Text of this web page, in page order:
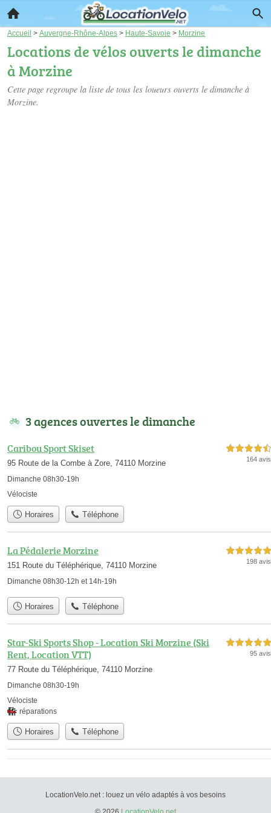
Accueil > Auvergne-Rhône-Alpes > Haute-Savoie > Morzine
Locations de vélos ouverts le dimanche
à Morzine
Cette page regroupe la liste de tous les loueurs ouverts le dimanche à
Morzine.
3 agences ouvertes le dimanche
Caribou Sport Skiset
95 Route de la Combe à Zore, 74110 Morzine
Dimanche 08h30-19h
4,5 étoiles sur 5
164 avis
Vélociste
Horaires Téléphone
La Pédalerie Morzine
151 Route du Téléphérique, 74110 Morzine
Dimanche 08h30-12h et 14h-19h
5,0 étoiles sur 5
198 avis
Horaires Téléphone
Star-Ski Sports Shop - Location Ski Morzine (Ski
Rent, Location VTT)
77 Route du Téléphérique, 74110 Morzine
Dimanche 08h30-19h
5,0 étoiles sur 5
95 avis
Vélociste
réparations
Horaires Téléphone
LocationVelo.net : louez un vélo adaptés à vos besoins